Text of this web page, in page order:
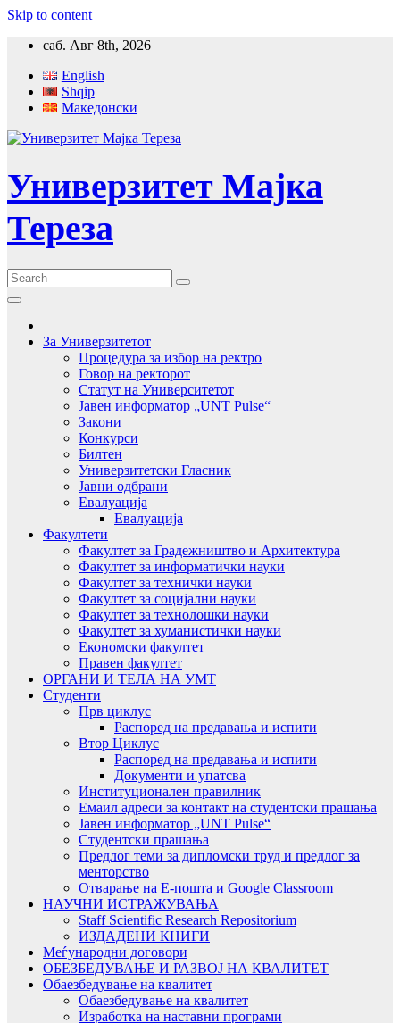
Skip to content
саб. Авг 8th, 2026
English
Shqip
Македонски
Универзитет Мајка
Тереза
За Универзитетот
Процедура за избор на ректро
Говор на ректорот
Статут на Университетот
Јавен информатор „UNT Pulse“
Закони
Конкурси
Билтен
Универзитетски Гласник
Јавни одбрани
Евалуација
Евалуација
Факултети
Факултет за Градежништво и Архитектура
Факултет за информатички науки
Факултет за технички науки
Факултет за социјални науки
Факултет за технолошки науки
Факултет за хуманистички науки
Економски факултет
Правен факултет
ОРГАНИ И ТЕЛА НА УМТ
Студенти
Прв циклус
Распоред на предавањa и испити
Втор Циклус
Распоред на предавањa и испити
Документи и упатсва
Институционален правилник
Емаил адреси за контакт на студентски прашања
Јавен информатор „UNT Pulse“
Студентски прашања
Предлог теми за дипломски труд и предлог за
менторство
Отварање на Е-пошта и Google Classroom
НАУЧНИ ИСТРАЖУВАЊА
Staff Scientific Research Repositorium
ИЗДАДЕНИ КНИГИ
Меѓународни договори
ОБЕЗБЕДУВАЊЕ И РАЗВОЈ НА КВАЛИТЕТ
Обаезбедување на квалитет
Обаезбедување на квалитет
Изработка на наставни програми